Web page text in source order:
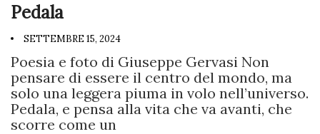
Pedala
SETTEMBRE 15, 2024
Poesia e foto di Giuseppe Gervasi Non
pensare di essere il centro del mondo, ma
solo una leggera piuma in volo nell’universo.
Pedala, e pensa alla vita che va avanti, che
scorre come un